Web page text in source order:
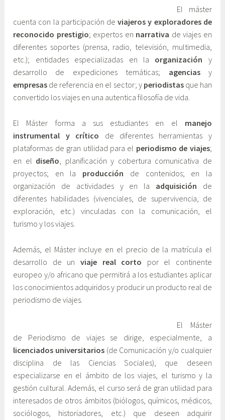
d
u
c
a
c
i
ó
El máster
cuenta con la participación deviajeros y exploradores de
reconocido prestigio; expertos en narrativa de viajes en
diferentes soportes (prensa, radio, televisión, multimedia,
etc.); entidades especializadas en la organización y
desarrollo de expediciones temáticas; agenciasy
empresas de referencia en el sector; y periodistasque han
convertido los viajes en una autentica filosofía de vida.
El Máster forma a sus estudiantes en el manejo
instrumental y crítico de diferentes herramientas y
plataformas de gran utilidad para el periodismo de viajes;
en el diseño , planificación y cobertura comunicativa de
proyectos; en la producción de contenidos; en la
organización de actividades y en la adquisición de
diferentes habilidades (vivenciales, de supervivencia, de
exploración, etc.) vinculadas con la comunicación, el
turismo y los viajes.
Además, el Máster incluye en el precio de la matrícula el
desarrollo de un viaje real corto por el continente
europeo y/o africano que permitirá a los estudiantes aplicar
los conocimientos adquiridos y producir un producto real de
periodismo de viajes.
El Máster
de Periodismo de viajes se dirige, especialmente, a
licenciados universitarios(de Comunicación y/o cualquier
disciplina de las Ciencias Sociales), que deseen
especializarse en el ámbito de los viajes, el turismo y la
gestión cultural. Además, el curso será de gran utilidad para
interesados de otros ámbitos (biólogos, químicos, médicos,
sociólogos, historiadores, etc.) que deseen adquirir